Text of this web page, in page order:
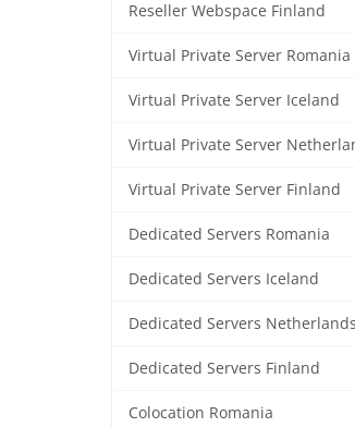
Reseller Webspace Finland
Virtual Private Server Romania
Virtual Private Server Iceland
Virtual Private Server
Virtual Private Server Finland
Dedicated Servers Romania
Dedicated Servers Iceland
Dedicated Servers Netherlands
Dedicated Servers Finland
Colocation Romania